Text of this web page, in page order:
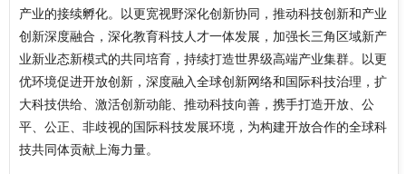
产业的接续孵化。以更宽视野深化创新协同，推动科技创新和产业
创新深度融合，深化教育科技人才一体发展，加强长三角区域新产
业新业态新模式的共同培育，持续打造世界级高端产业集群。以更
优环境促进开放创新，深度融入全球创新网络和国际科技治理，扩
大科技供给、激活创新动能、推动科技向善，携手打造开放、公
平、公正、非歧视的国际科技发展环境，为构建开放合作的全球科
技共同体贡献上海力量。